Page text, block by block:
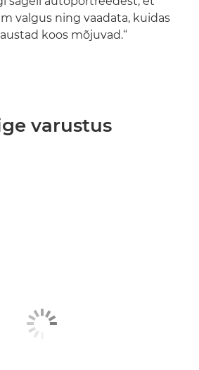
valgus ning vaadata, kuidas
koos mõjuvad.“
varustus